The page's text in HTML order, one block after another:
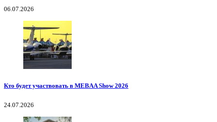
06.07.2026
Кто будет участвовать в MEBAA Show 2026
24.07.2026